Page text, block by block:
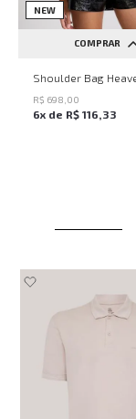
NEW
COMPRAR
UN
R$ 698 00
6x de R$ 116 33